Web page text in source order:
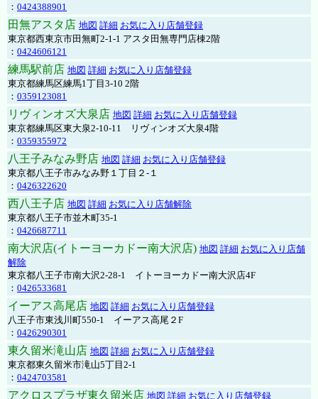
： 0424388901
田無アスタ店 地図 詳細 お気に入り店舗登録
東京都西東京市田無町2-1-1 アスタ田無専門店棟2階
： 0424606121
練馬駅前店 地図 詳細 お気に入り店舗登録
東京都練馬区練馬1丁目3-10 2階
： 0359123081
リヴィンオズ大泉店 地図 詳細 お気に入り店舗登録
東京都練馬区東大泉2-10-11 リヴィンオズ大泉4階
： 0359355972
八王子みなみ野店 地図 詳細 お気に入り店舗登録
東京都八王子市みなみ野１丁目２-１
： 0426322620
西八王子店 地図 詳細 お気に入り店舗解除
東京都八王子市並木町35-1
： 0426687711
南大沢店(イトーヨーカドー南大沢店) 地図 詳細 お気に入り店舗
解除
東京都八王子市南大沢2-28-1 イトーヨーカドー南大沢店4F
： 0426533681
イーアス高尾店 地図 詳細 お気に入り店舗登録
八王子市東浅川町550-1 イーアス高尾２F
： 0426290301
東久留米滝山店 地図 詳細 お気に入り店舗登録
東京都東久留米市滝山5丁目2-1
： 0424703581
アクロスプラザ東久留米店 地図 詳細 お気に入り店舗登録